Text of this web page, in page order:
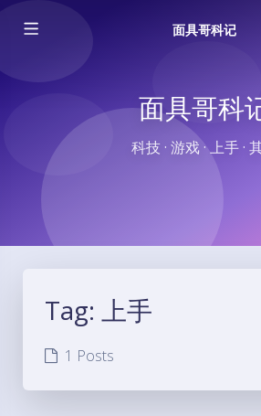
面具哥科记
面具哥科
科技 · 游戏 · 上手 ·
Tag: 上手
1 Posts